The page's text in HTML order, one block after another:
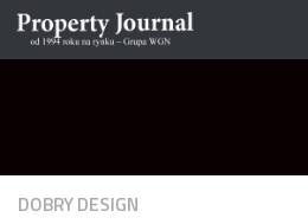
Skip to content
DOBRY DESIGN